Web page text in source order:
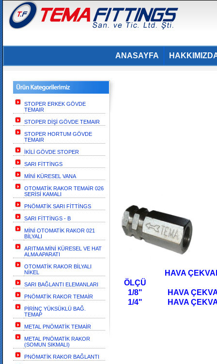
ANASAYFA
STOPER ERKEK GÖVDE
TEMAIR
STOPER DİŞİ GÖVDE TEMAIR
STOPER HORTUM GÖVDE
TEMAIR
İKİLİ GÖVDE STOPER
SARI FİTTİNGS
MİNİ KÜRESEL VANA
OTOMATİK RAKOR TEMAİR 026
SERİSİ KAMALI
PNÖMATİK SARI FİTTİNGS
SARI FİTTİNGS - B
MİNİ OTOMATİK RAKOR 021
BİLYALI
ARITMA MİNİ KÜRESEL VE HAT
ALMA APARATI
OTOMATİK RAKOR BİLYALI
NİKEL
SARI BAĞLANTI ELEMANLARI
PNÖMATİK RAKOR TEMAİR
PİRİNÇ YÜKSÜKLÜ BAĞ.
TEMAP
METAL PNÖMATİK TEMAİR
METAL PNÖMATİK RAKOR
(SOMUN SIKMALI)
PNÖMATİK RAKOR BAĞLANTI
HAVA ÇEKVALFİ
ÖLÇÜ
1/8"
HAVA
1/4"
HAVA